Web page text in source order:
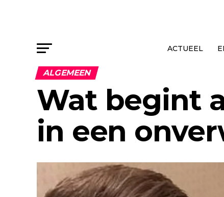
ACTUEEL
ALGEMEEN
Wat begint
in een